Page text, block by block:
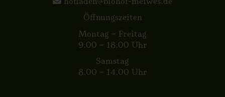
Öffnungszeiten
Montag – Freitag
9.00 – 18.00 Uhr
Samstag
8.00 – 14.00 Uhr